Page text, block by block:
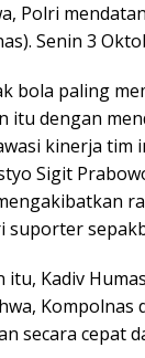
Polri
Senin 3
bola paling
itu dengan
kinerja tim
Sigit
suporter
itu, Kadiv
secara cepat